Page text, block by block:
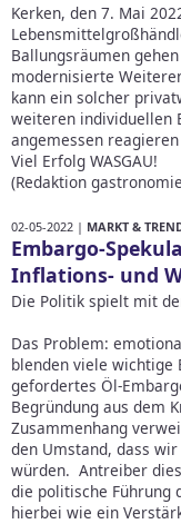
Kerken, den 7. Mai
Ballungsräumen
modernisierte
kann ein solcher
weiteren individuellen
angemessen
Viel Erfolg WASGAU!
(Redaktion
02-05-2022 | MARKT &
Embargo-
Inflations- und
Die Politik spielt mit
Das Problem:
blenden viele wichtige
gefordertes Öl-
Begründung aus dem
Zusammenhang
den Umstand, dass
würden. Antreiber
die politische Führung
hierbei wie ein